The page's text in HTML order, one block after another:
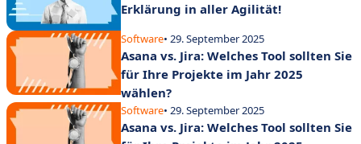
Erklärung in aller Agilität!
Software• 29. September 2025
Asana vs. Jira: Welches Tool sollten Sie
für Ihre Projekte im Jahr 2025
wählen?
Software• 29. September 2025
Asana vs. Jira: Welches Tool sollten Sie